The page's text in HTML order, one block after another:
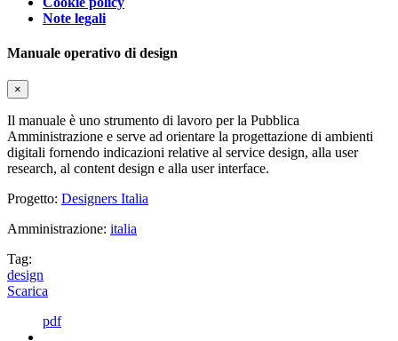
Note legali
Manuale operativo di design
×
Il manuale è uno strumento di lavoro per la Pubblica
Amministrazione e serve ad orientare la progettazione di ambienti
digitali fornendo indicazioni relative al service design, alla user
research, al content design e alla user interface.
Progetto: Designers Italia
Amministrazione: italia
Tag:
design
Scarica
pdf